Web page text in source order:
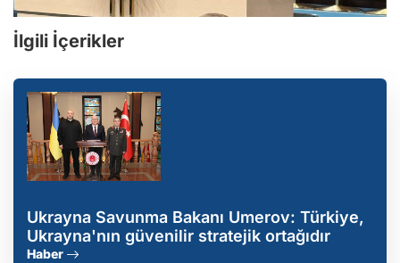
İlgili İçerikler
Ukrayna Savunma Bakanı Umerov: Türkiye,
Ukrayna'nın güvenilir stratejik ortağıdır
Haber